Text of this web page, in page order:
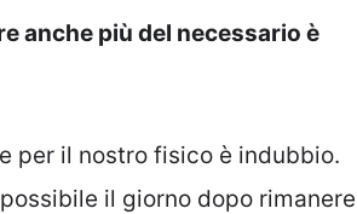
anche più del necessario è
per il nostro fisico è indubbio.
il giorno dopo rimanere